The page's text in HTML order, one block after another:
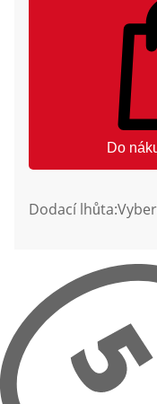
Do
Dodací lhůta: